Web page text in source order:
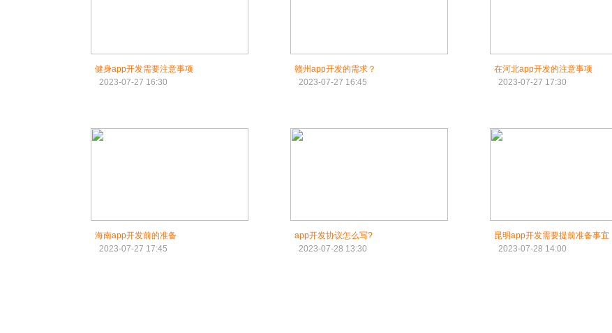
健身app开发需要注意事项
2023-07-27 16:30
赣州app开发的需求？
2023-07-27 16:45
在河北app开发的注意事项
2023-07-27 17:30
海南app开发前的准备
2023-07-27 17:45
app开发协议怎么写?
2023-07-28 13:30
昆明app开发需要提前准备事宜
2023-07-28 14:00